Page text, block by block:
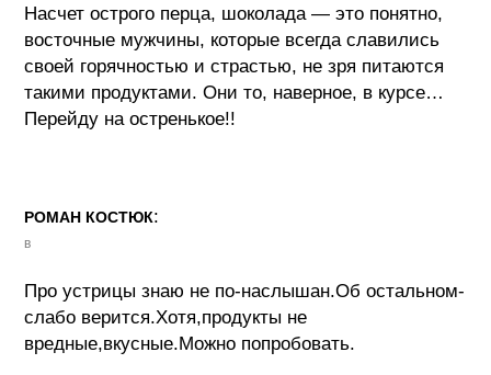
Насчет острого перца, шоколада — это понятно,
восточные мужчины, которые всегда славились
своей горячностью и страстью, не зря питаются
такими продуктами. Они то, наверное, в курсе…
Перейду на остренькое!!
РОМАН КОСТЮК:
в
Про устрицы знаю не по-наслышан.Об остальном-
слабо верится.Хотя,продукты не
вредные,вкусные.Можно попробовать.